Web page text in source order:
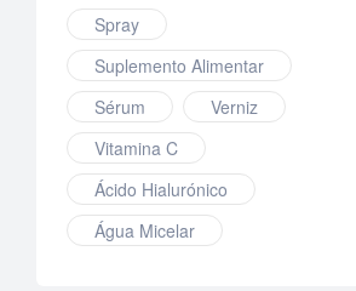
Spray
Suplemento Alimentar
Sérum
Verniz
Vitamina C
Ácido Hialurónico
Água Micelar